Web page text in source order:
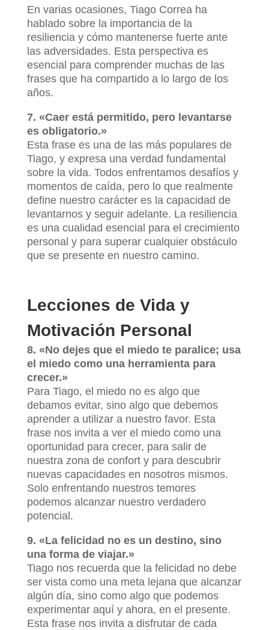
En varias ocasiones, Tiago Correa ha
hablado sobre la importancia de la
resiliencia y cómo mantenerse fuerte ante
las adversidades. Esta perspectiva es
esencial para comprender muchas de las
frases que ha compartido a lo largo de los
años.
7. «Caer está permitido, pero levantarse
es obligatorio.»
Esta frase es una de las más populares de
Tiago, y expresa una verdad fundamental
sobre la vida. Todos enfrentamos desafíos y
momentos de caída, pero lo que realmente
define nuestro carácter es la capacidad de
levantarnos y seguir adelante. La resiliencia
es una cualidad esencial para el crecimiento
personal y para superar cualquier obstáculo
que se presente en nuestro camino.
Lecciones de Vida y
Motivación Personal
8. «No dejes que el miedo te paralice; usa
el miedo como una herramienta para
crecer.»
Para Tiago, el miedo no es algo que
debamos evitar, sino algo que debemos
aprender a utilizar a nuestro favor. Esta
frase nos invita a ver el miedo como una
oportunidad para crecer, para salir de
nuestra zona de confort y para descubrir
nuevas capacidades en nosotros mismos.
Solo enfrentando nuestros temores
podemos alcanzar nuestro verdadero
potencial.
9. «La felicidad no es un destino, sino
una forma de viajar.»
Tiago nos recuerda que la felicidad no debe
ser vista como una meta lejana que alcanzar
algún día, sino como algo que podemos
experimentar aquí y ahora, en el presente.
Esta frase nos invita a disfrutar de cada